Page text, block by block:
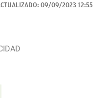
09/09/2023 12:55